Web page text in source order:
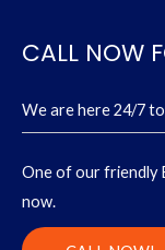
CALL NOW
We are here 24/7
One of our friendly
now.